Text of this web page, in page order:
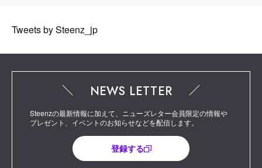
Tweets by Steenz_jp
NEWS LETTER
Steenzの最新情報に加えて、ニューズレター会員限定の情報や
プレゼント、イベントのお知らせなどを配信します。
登録する